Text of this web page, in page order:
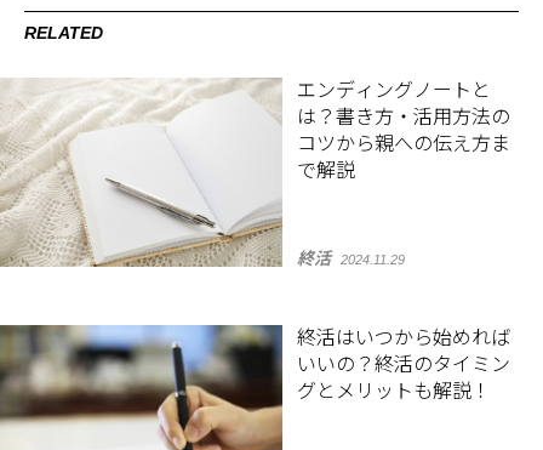
RELATED
エンディングノートと
は？書き方・活用方法の
コツから親への伝え方ま
で解説
終活 2024.11.29
終活はいつから始めれば
いいの？終活のタイミン
グとメリットも解説！